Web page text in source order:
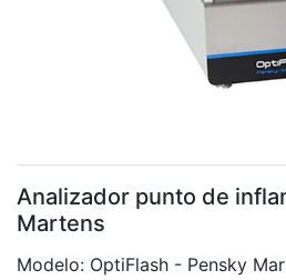
Analizador punto de
Martens
Modelo: OptiFlash - Pensky